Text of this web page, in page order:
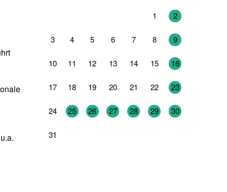
1 2
3 4 5 6 7 8 9
10 11 12 13 14 15 16
17 18 19 20 21 22 23
24 25 26 27 28 29 30
31